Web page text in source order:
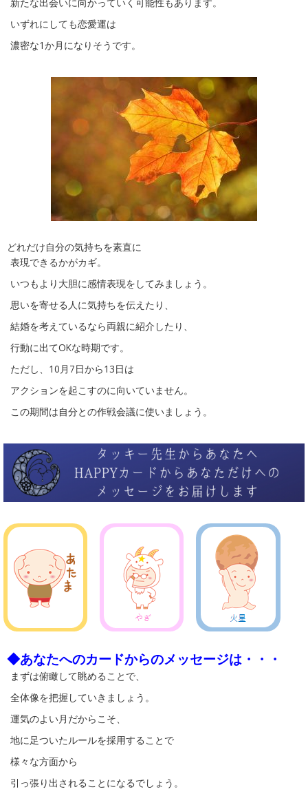
いずれにしても恋愛運は
濃密な1か月になりそうです。
どれだけ自分の気持ちを素直に
表現できるかがカギ。
いつもより大胆に感情表現をしてみましょう。
思いを寄せる人に気持ちを伝えたり、
結婚を考えているなら両親に紹介したり、
行動に出てOKな時期です。
ただし、10月7日から13日は
アクションを起こすのに向いていません。
この期間は自分との作戦会議に使いましょう。
◆あなたへのカードからのメッセージは・・・
まずは俯瞰して眺めることで、
全体像を把握していきましょう。
運気のよい月だからこそ、
地に足ついたルールを採用することで
様々な方面から
引っ張り出されることになるでしょう。